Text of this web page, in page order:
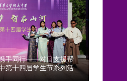
携手同行——对口支援帮
第十四届学生节系列活